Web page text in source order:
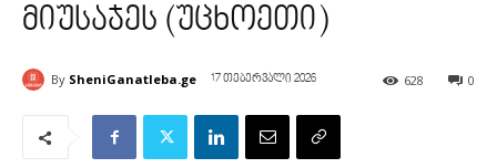
მიუსაჯეს (უცხოეთი)
By SheniGanatleba.ge 17 თებერვალი 2026 0
628